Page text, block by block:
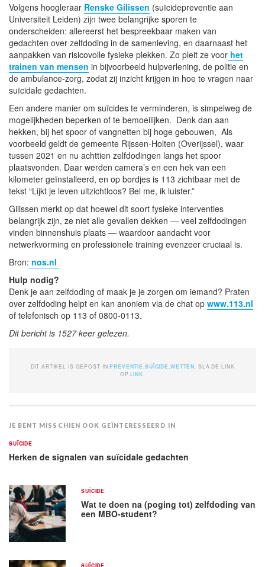
Volgens hoogleraar Renske Gilissen (suïcidepreventie aan
Universiteit Leiden) zijn twee belangrijke sporen te
onderscheiden: allereerst het bespreekbaar maken van
gedachten over zelfdoding in de samenleving, en daarnaast het
aanpakken van risicovolle fysieke plekken. Zo pleit ze voor het
trainen van mensen in bijvoorbeeld hulpverlening, de politie en
de ambulance-zorg, zodat zij inzicht krijgen in hoe te vragen naar
suïcidale gedachten.
Een andere manier om suïcides te verminderen, is simpelweg de
mogelijkheden beperken of te bemoeilijken. Denk dan aan
hekken, bij het spoor of vangnetten bij hoge gebouwen, Als
voorbeeld geldt de gemeente Rijssen‑Holten (Overijssel), waar
tussen 2021 en nu achttien zelfdodingen langs het spoor
plaatsvonden. Daar werden camera’s en een hek van een
kilometer geïnstalleerd, en op bordjes is 113 zichtbaar met de
tekst “Lijkt je leven uitzichtloos? Bel me, ik luister.”
Gilissen merkt op dat hoewel dit soort fysieke interventies
belangrijk zijn, ze niet alle gevallen dekken — veel zelfdodingen
vinden binnenshuis plaats — waardoor aandacht voor
netwerkvorming en professionele training evenzeer cruciaal is.
Bron: nos.nl
Hulp nodig?
Denk je aan zelfdoding of maak je je zorgen om iemand? Praten
over zelfdoding helpt en kan anoniem via de chat op www.113.nl
of telefonisch op 113 of 0800-0113.
Dit bericht is 1527 keer gelezen.
DIT ARTIKEL IS GEPOST INPREVENTIE SUÏCIDE WETTEN . SLA DE LINK
OP. LINK
JE BENT MISSCHIEN OOK GEÏNTERESSEERD IN
SUÏCIDE
Herken de signalen van suïcidale gedachten
SUÏCIDE
Wat te doen na (poging tot) zelfdoding van
een MBO-student?
SUÏCIDE